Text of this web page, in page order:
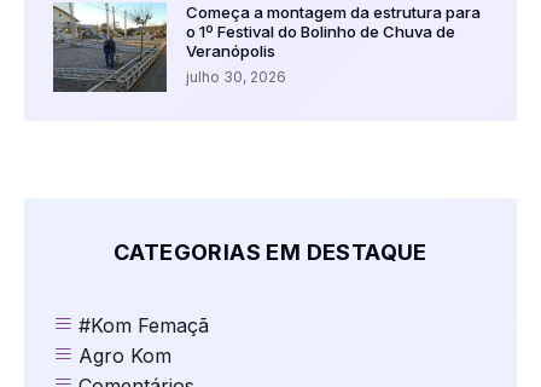
Começa a montagem da estrutura para
o 1º Festival do Bolinho de Chuva de
Veranópolis
julho 30, 2026
CATEGORIAS EM DESTAQUE
#Kom Femaçã
Agro Kom